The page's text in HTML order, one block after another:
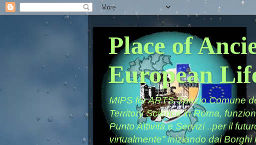
Place of
European
MIPS for ARTS Spazio Comune
Territory Science in Roma,
Punto Attività e Servizi ..per il
virtualmente" iniziando dai